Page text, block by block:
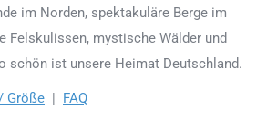
im Norden, spektakuläre Berge im
Felskulissen, mystische Wälder und
schön ist unsere Heimat Deutschland.
Größe | FAQ